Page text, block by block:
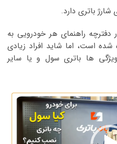
شارژ باتری دارد.
دفترچه راهنمای هر خودرویی به
است، اما شاید افراد زیادی
ها باتری سول و یا سایر
نمایشگر
ویدیو